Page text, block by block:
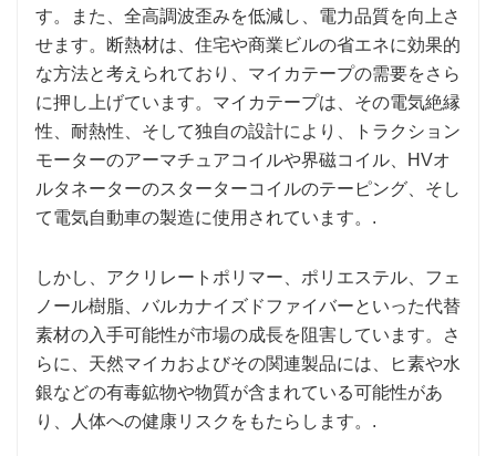
す。また、全高調波歪みを低減し、電力品質を向上さ
せます。断熱材は、住宅や商業ビルの省エネに効果的
な方法と考えられており、マイカテープの需要をさら
に押し上げています。マイカテープは、その電気絶縁
性、耐熱性、そして独自の設計により、トラクション
モーターのアーマチュアコイルや界磁コイル、HVオ
ルタネーターのスターターコイルのテーピング、そし
て電気自動車の製造に使用されています。.
しかし、アクリレートポリマー、ポリエステル、フェ
ノール樹脂、バルカナイズドファイバーといった代替
素材の入手可能性が市場の成長を阻害しています。さ
らに、天然マイカおよびその関連製品には、ヒ素や水
銀などの有毒鉱物や物質が含まれている可能性があ
り、人体への健康リスクをもたらします。.